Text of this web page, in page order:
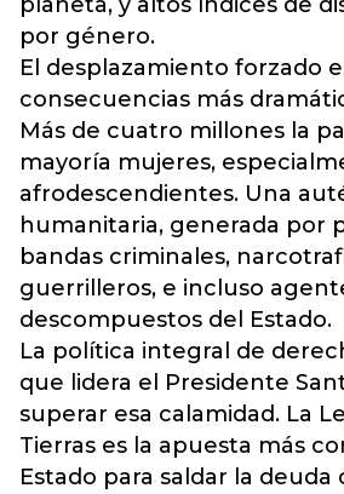
por género.
El desplazamiento forzado
consecuencias más
Más de cuatro millones la
mayoría mujeres,
afrodescendientes. Una
humanitaria, generada por
bandas criminales,
guerrilleros, e incluso
descompuestos del Estado.
La política integral de
que lidera el Presidente
superar esa calamidad. La
Tierras es la apuesta más
Estado para saldar la